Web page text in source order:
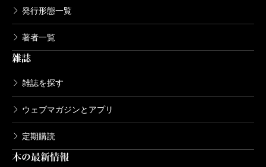
発行形態一覧
著者一覧
雑誌
雑誌を探す
ウェブマガジンとアプリ
定期購読
本の最新情報